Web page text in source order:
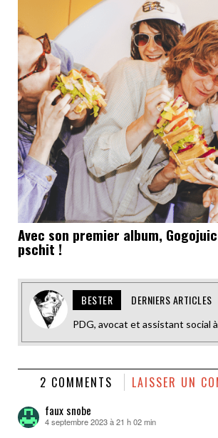
Avec son premier album,
pschit !
BESTER DERNIERS ARTICLES
PDG, avocat et assistant social
2 COMMENTS LAISSER UN
faux snobe
dit :
4 septembre 2023 à 21 h 02 min